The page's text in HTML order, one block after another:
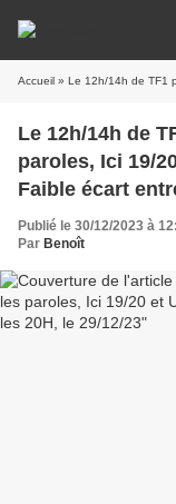
Accueil » Le 12h/14h de TF1 puissant.
Le 12h/14h de
paroles, Ici 19/
Faible écart
Publié le 30/12/2023 à
Par Benoît